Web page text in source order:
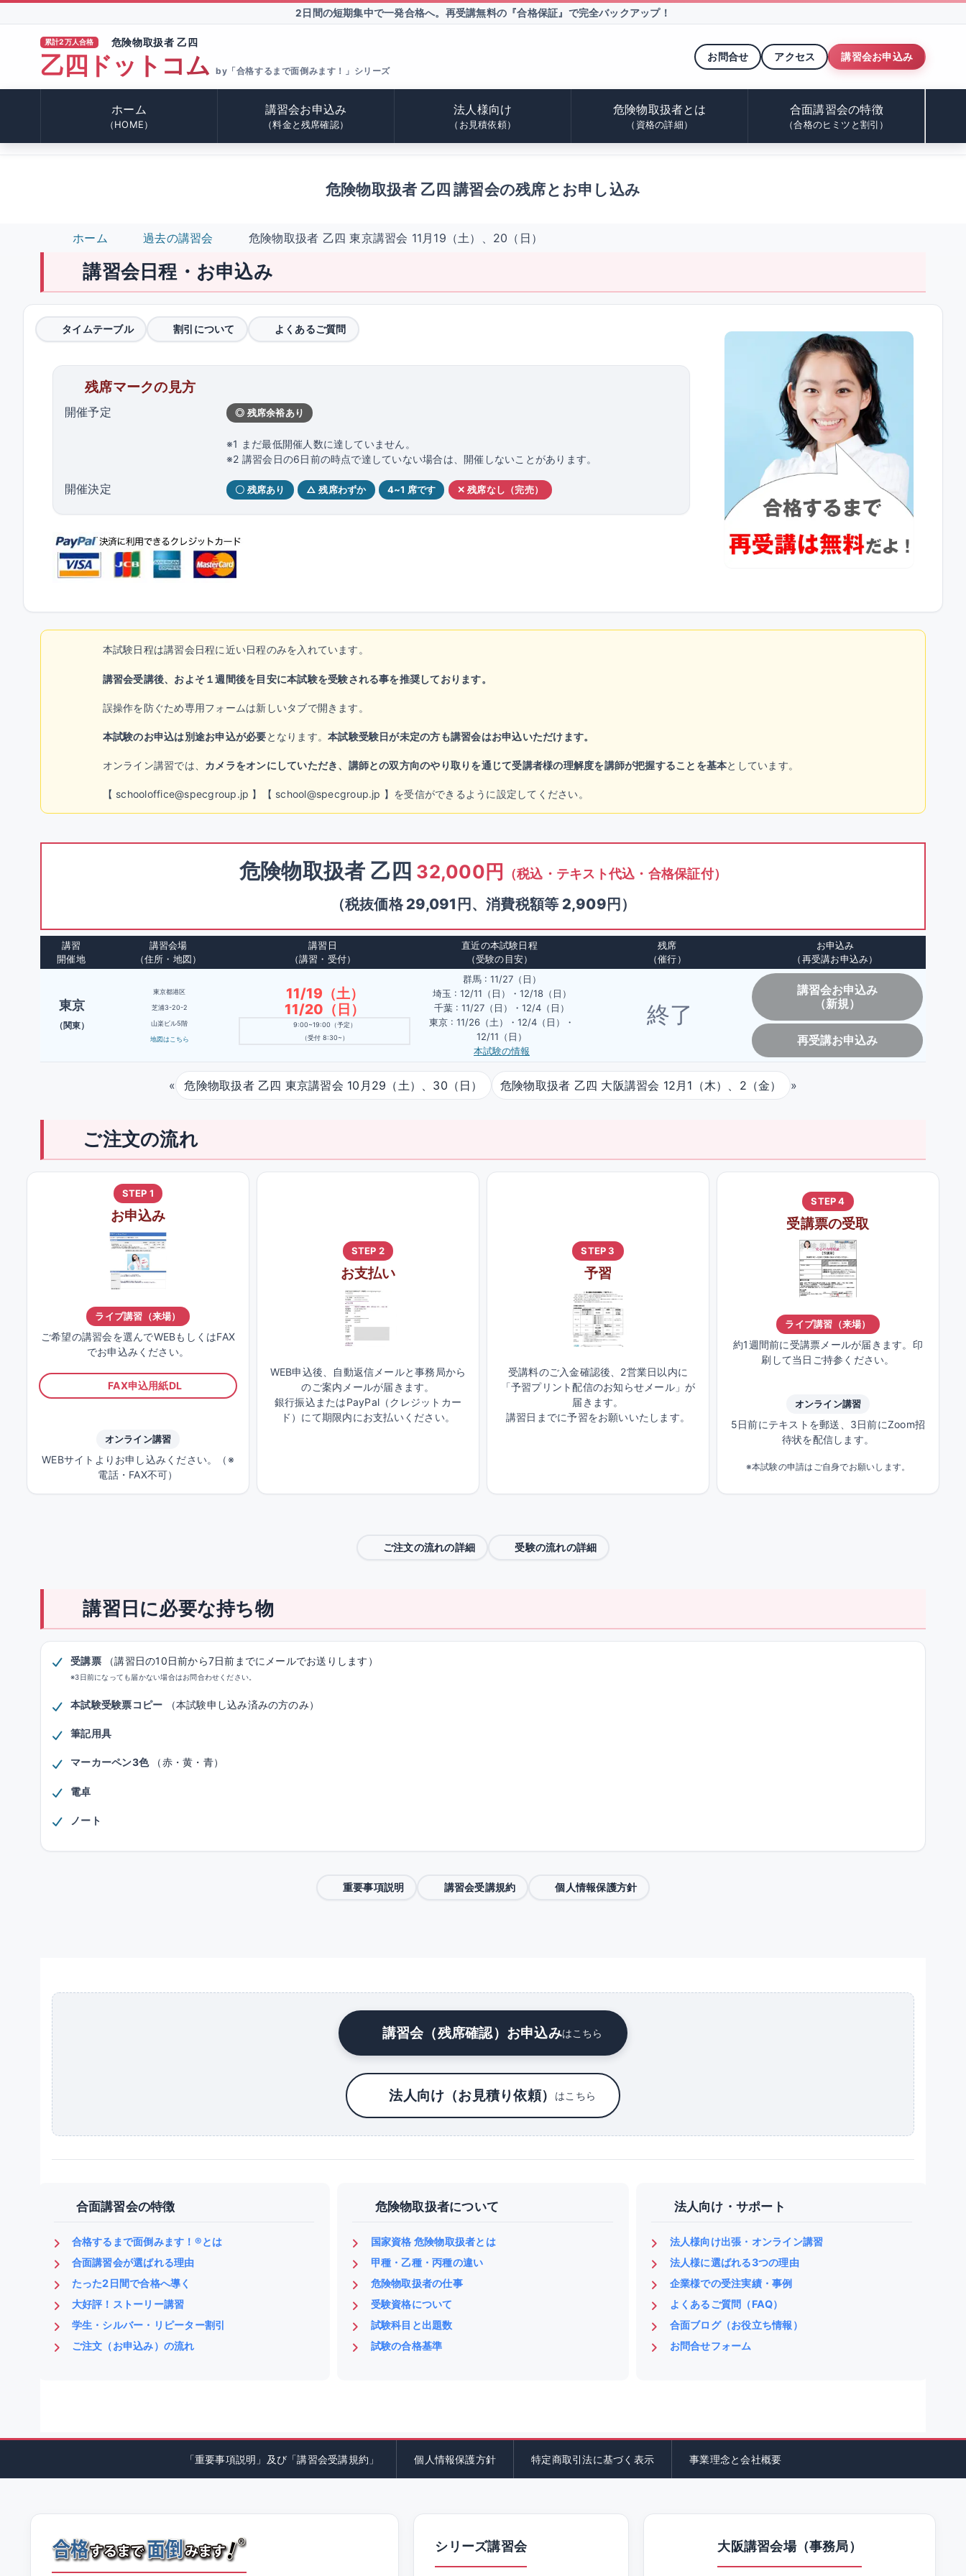
2日間の短期集中で一発合格へ。 再受講無料の『合格保証』で完全バックアップ！
累計2万人合格 危険物取扱者 乙四
乙四ドットコム by「合格するまで面倒みます！」シリーズ
お問合せ アクセス 講習会お申込み
ホーム
（HOME）
講習会お申込み
（料金と残席確認）
法人様向け
（お見積依頼）
危険物取扱者とは
（資格の詳細）
合面講習会の特徴
（合格のヒミツと割引）
危険物取扱者 乙四 講習会の残席とお申し込み
ホーム 過去の講習会 危険物取扱者 乙四 東京講習会 11月19（土）、20（日）
講習会日程・お申込み
タイムテーブル 割引について よくあるご質問
残席マークの見方
開催予定 ◎ 残席余裕あり
※1 まだ最低開催人数に達していません。
※2 講習会日の6日前の時点で達していない場合は、開催しないことがあります。
開催決定 〇 残席あり △ 残席わずか 4~1 席です ✕ 残席なし（完売）
本試験日程は講習会日程に近い日程のみを入れています。
講習会受講後、およそ１週間後を目安に本試験を受験される事を推奨しております。
誤操作を防ぐため専用フォームは新しいタブで開きます。
本試験のお申込は別途お申込が必要となります。本試験受験日が未定の方も講習会はお申込いただけます。
オンライン講習では、 カメラをオンにしていただき、講師との双方向のやり取りを通じて受講者様の理解度を講師が把握することを基本としています。
【 schooloffice@specgroup.jp 】【 school@specgroup.jp 】を受信ができるように設定してください。
危険物取扱者 乙四 32,000円 （税込・テキスト代込・合格保証付）
（税抜価格 29,091円、消費税額等 2,909円）
講習
開催地
講習会場
（住所・地図）
講習日
（講習・受付）
直近の本試験日程
（受験の目安）
残席
（催行）
お申込み
（再受講お申込み）
東京
（関東）
東京都港区
芝浦3-20-2
山楽ビル5階
地図はこちら
11/19（土）
11/20（日）
9:00~19:00（予定）
（受付 8:30~）
群馬 : 11/27（日）
埼玉 : 12/11（日）・12/18（日）
千葉 : 11/27（日）・12/4（日）
東京 : 11/26（土）・12/4（日）・
12/11（日）
本試験の情報
終了
講習会お申込み
（新規）
再受講お申込み
« 危険物取扱者 乙四 東京講習会 10月29（土）、30（日） 危険物取扱者 乙四 大阪講習会 12月1（木）、2（金） »
ご注文の流れ
STEP 1
お申込み
ライブ講習（来場）
ご希望の講習会を選んでWEBもしくはFAX
でお申込みください。
FAX申込用紙DL
オンライン講習
WEBサイトよりお申し込みください。（※
電話・FAX不可）
STEP 2
お支払い
WEB申込後、自動返信メールと事務局から
のご案内メールが届きます。
銀行振込またはPayPal（クレジットカー
ド）にて期限内にお支払いください。
STEP 3
予習
受講料のご入金確認後、2営業日以内に
「予習プリント配信のお知らせメール」が
届きます。
講習日までに予習をお願いいたします。
STEP 4
受講票の受取
ライブ講習（来場）
約1週間前に受講票メールが届きます。印
刷して当日ご持参ください。
オンライン講習
5日前にテキストを郵送、3日前にZoom招
待状を配信します。
※本試験の申請はご自身でお願いします。
ご注文の流れの詳細 受験の流れの詳細
講習日に必要な持ち物
受講票 （講習日の10日前から7日前までにメールでお送りします）
※3日前になっても届かない場合はお問合わせください。
本試験受験票コピー （本試験申し込み済みの方のみ）
筆記用具
マーカーペン3色 （赤・黄・青）
電卓
ノート
重要事項説明 講習会受講規約 個人情報保護方針
講習会（残席確認）お申込みはこちら
法人向け（お見積り依頼） はこちら
合面講習会の特徴
合格するまで面倒みます！®とは
合面講習会が選ばれる理由
たった2日間で合格へ導く
大好評！ストーリー講習
学生・シルバー・リピーター割引
ご注文（お申込み）の流れ
危険物取扱者について
国家資格 危険物取扱者とは
甲種・乙種・丙種の違い
危険物取扱者の仕事
受験資格について
試験科目と出題数
試験の合格基準
法人向け・サポート
法人様向け出張・オンライン講習
法人様に選ばれる3つの理由
企業様での受注実績・事例
よくあるご質問（FAQ）
合面ブログ（お役立ち情報）
お問合せフォーム
「重要事項説明」及び「講習会受講規約」 個人情報保護方針 特定商取引法に基づく表示 事業理念と会社概要
シリーズ講習会 大阪講習会場（事務局）